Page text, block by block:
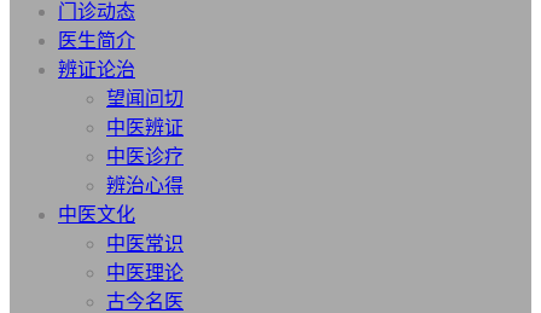
门诊动态
医生简介
辨证论治
望闻问切
中医辨证
中医诊疗
辨治心得
中医文化
中医常识
中医理论
古今名医